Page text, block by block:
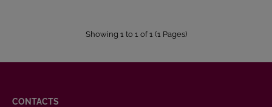
Showing 1 to 1 of 1 (1 Pages)
CONTACTS